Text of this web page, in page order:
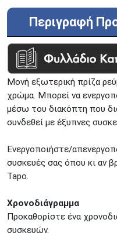
Περιγραφή
Μονή εξωτερική πρίζα
χρώμα. Μπορεί να
μέσω του διακόπτη που
συνδεθεί με έξυπνες
Ενεργοποιήστε/
συσκευές σας όπου κι αν
Tapo.
Χρονοδιάγραμμα
Προκαθορίστε ένα
συσκευών.